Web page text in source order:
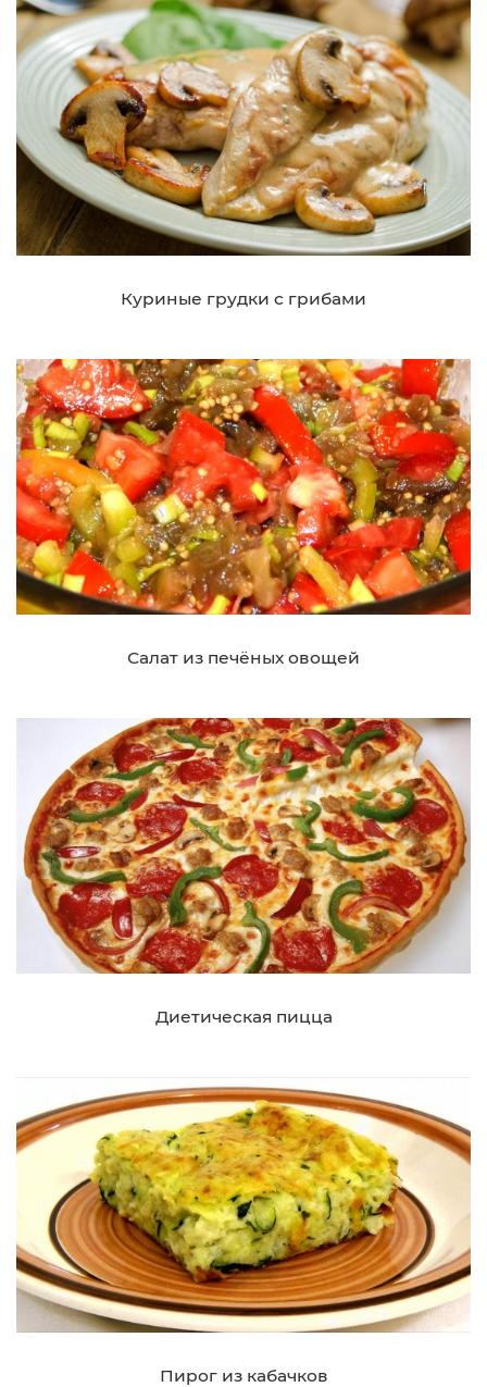
Куриные грудки с грибами
Салат из печёных овощей
Диетическая пицца
Пирог из кабачков